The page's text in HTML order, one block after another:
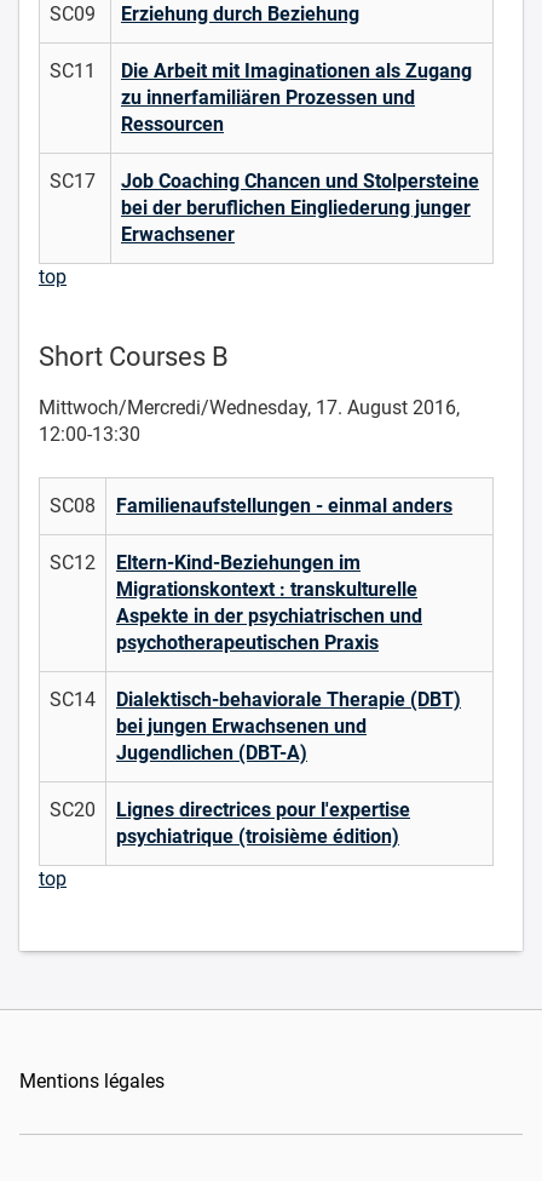
SC09 Erziehung durch Beziehung
SC11
Die Arbeit mit Imaginationen als Zugang
zu innerfamiliären Prozessen und
Ressourcen
SC17
Job Coaching Chancen und Stolpersteine
bei der beruflichen Eingliederung junger
Erwachsener
top
Short Courses B
Mittwoch/Mercredi/Wednesday, 17. August 2016,
12:00-13:30
SC08 Familienaufstellungen - einmal anders
SC12
Eltern-Kind-Beziehungen im
Migrationskontext : transkulturelle
Aspekte in der psychiatrischen und
psychotherapeutischen Praxis
SC14
Dialektisch-behaviorale Therapie (DBT)
bei jungen Erwachsenen und
Jugendlichen (DBT-A)
SC20
Lignes directrices pour l'expertise
psychiatrique (troisième édition)
top
Mentions légales